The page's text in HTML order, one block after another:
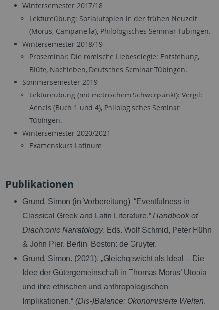
Wintersemester 2017/18
Lektüreübung: Sozialutopien in der frühen Neuzeit
(Morus, Campanella), Philologisches Seminar Tübingen.
Wintersemester 2018/19
Proseminar: Die römische Liebeselegie: Entstehung,
Blüte, Nachleben, Deutsches Seminar Tübingen.
Sommersemester 2019
Lektüreübung (mit metrischem Schwerpunkt): Vergil:
Aeneis (Buch 1 und 4), Philologisches Seminar
Tübingen.
Wintersemester 2020/2021
Examenskurs Latinum
Publikationen
Grund, Simon (in Vorbereitung). “Eventfulness in
Classical Greek and Latin Literature.” Handbook of
Diachronic Narratology. Eds. Wolf Schmid, Peter Hühn
& John Pier. Berlin, Boston: de Gruyter.
Grund, Simon. (2021). „Gleichgewicht als Ideal – Die
Idee der Gütergemeinschaft in Thomas Morus’ Utopia
und ihre ethischen und anthropologischen
Implikationen.“ (Dis-)Balance: Ökonomisierte Welten.